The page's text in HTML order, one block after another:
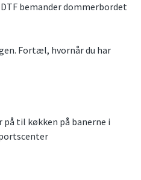
bemander dommerbordet
Fortæl, hvornår du har
til køkken på banerne i